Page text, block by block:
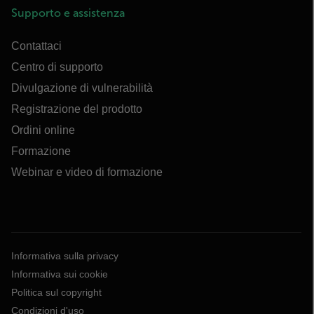
Supporto e assistenza
Contattaci
Centro di supporto
Divulgazione di vulnerabilità
Registrazione del prodotto
Ordini online
Formazione
Webinar e video di formazione
Informativa sulla privacy
Informativa sui cookie
Politica sul copyright
Condizioni d'uso